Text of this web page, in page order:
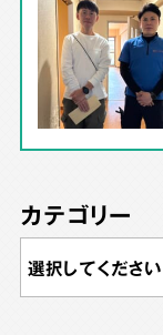
カテゴリー